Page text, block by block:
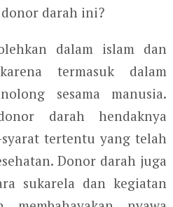
darah ini?
dalam islam dan
termasuk dalam
sesama manusia.
darah hendaknya
tertentu yang telah
Donor darah juga
sukarela dan kegiatan